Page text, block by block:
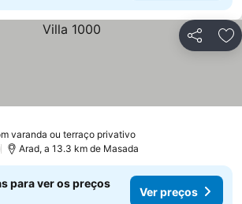
Partilhar
varanda ou terraço privativoVer preços
Arad, a 13.3 km de Masada
para ver os preços
Ver preços